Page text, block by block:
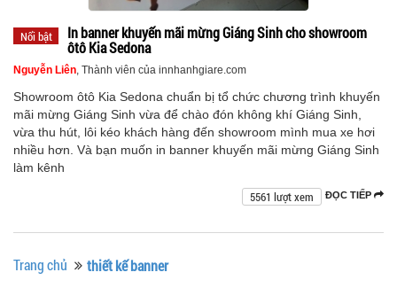
Nổi bật
In banner khuyến mãi mừng Giáng Sinh cho showroom
ôtô Kia Sedona
Nguyễn Liên, Thành viên của innhanhgiare.com
Showroom ôtô Kia Sedona chuẩn bị tổ chức chương trình khuyến
mãi mừng Giáng Sinh vừa để chào đón không khí Giáng Sinh,
vừa thu hút, lôi kéo khách hàng đến showroom mình mua xe hơi
nhiều hơn. Và bạn muốn in banner khuyến mãi mừng Giáng Sinh
làm kênh
ĐỌC TIẾP
5561 lượt xem
Trang chủ thiết kế banner